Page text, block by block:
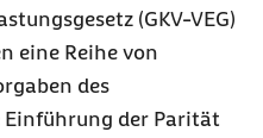
(GKV-VEG)
eine Reihe von
des
der Parität